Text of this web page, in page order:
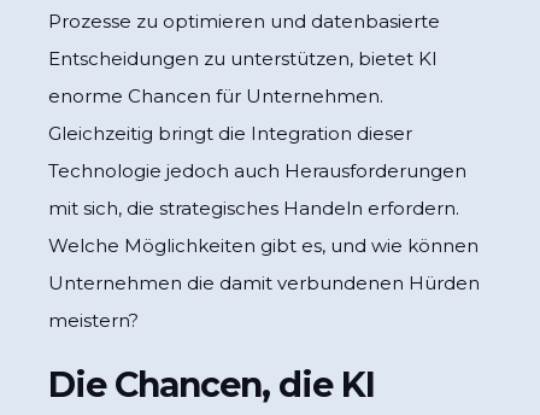
Prozesse zu optimieren und datenbasierte
Entscheidungen zu unterstützen, bietet KI
enorme Chancen für Unternehmen.
Gleichzeitig bringt die Integration dieser
Technologie jedoch auch Herausforderungen
mit sich, die strategisches Handeln erfordern.
Welche Möglichkeiten gibt es, und wie können
Unternehmen die damit verbundenen Hürden
meistern?
Die Chancen, die KI